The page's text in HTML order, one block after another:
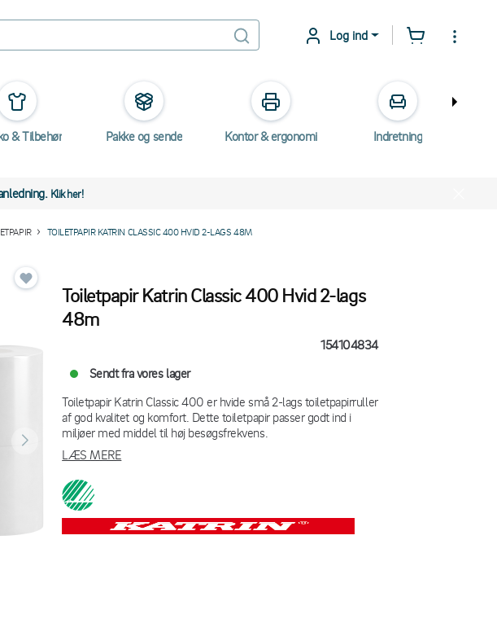
Log ind
& Tilbehør Pakke og sende Kontor & ergonomi Indretning
Klik her!
TOILETPAPIR KATRIN CLASSIC 400 HVID 2-LAGS 48M
Toiletpapir Katrin Classic 400 Hvid 2-lags
48m
154104834
Sendt fra vores lager
Toiletpapir Katrin Classic 400 er hvide små 2-lags toiletpapirruller
af god kvalitet og komfort. Dette toiletpapir passer godt ind i
miljøer med middel til høj besøgsfrekvens.
LÆS MERE